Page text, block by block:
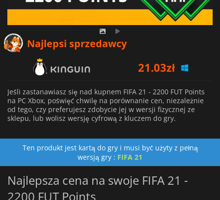
Najlepsi sprzedawcy
21.03zł
16.80zł
Jeśli zastanawiasz się nad kupnem FIFA 21 - 2200 FUT Points
na PC Xbox, poświęć chwilę na porównanie cen, niezależnie
od tego, czy preferujesz zdobycie jej w wersji fizycznej ze
sklepu, lub wolisz wersję cyfrową z kluczem do gry.
Ten produkt jest kartą do gry i musi być użyty z pełną
wersją gry : FIFA 21
Najlepsza cena na swoje FIFA 21 -
2200 FUT Points